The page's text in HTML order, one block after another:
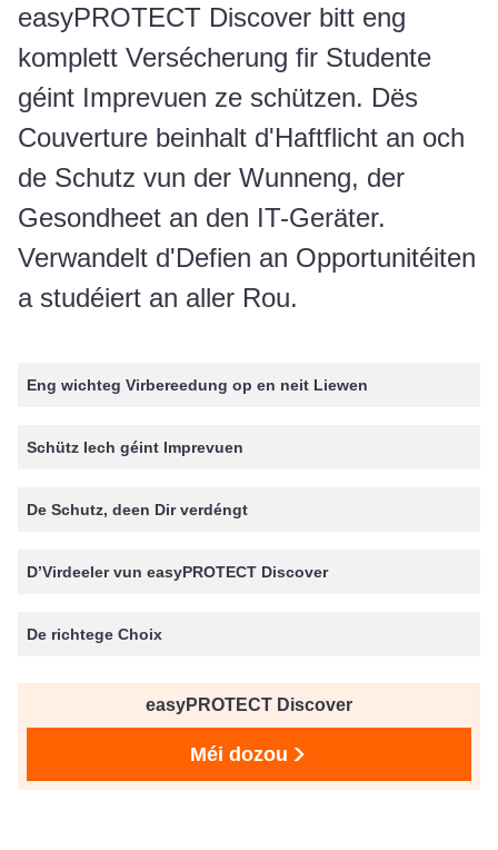
easyPROTECT Discover bitt eng
komplett Versécherung fir Studente
géint Imprevuen ze schützen. Dës
Couverture beinhalt d'Haftflicht an och
de Schutz vun der Wunneng, der
Gesondheet an den IT-Geräter.
Verwandelt d'Defien an Opportunitéiten
a studéiert an aller Rou.
Eng wichteg Virbereedung op en neit Liewen
Schütz Iech géint Imprevuen
De Schutz, deen Dir verdéngt
D’Virdeeler vun easyPROTECT Discover
De richtege Choix
easyPROTECT Discover
Méi dozou